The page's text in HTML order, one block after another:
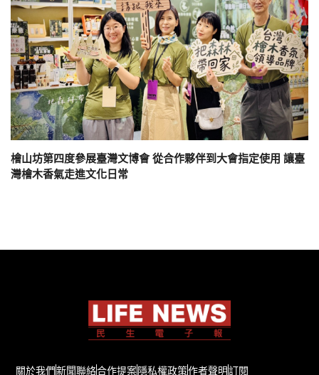
檜山坊第四度參展臺灣文博會 從合作夥伴到大會指定使用 讓臺
灣檜木香氣走進文化日常
關於我們新聞聯絡合作提案隱私權政策作者聲明訂閱